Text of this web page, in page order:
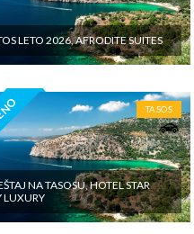
LETO 2026, AFRODITE SUITES
TASOS
NA TASOSU, HOTEL STAR
LUXURY